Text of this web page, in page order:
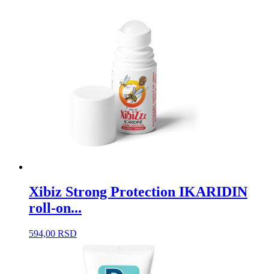
Xibiz Strong Protection IKARIDIN
roll-on...
594,00 RSD